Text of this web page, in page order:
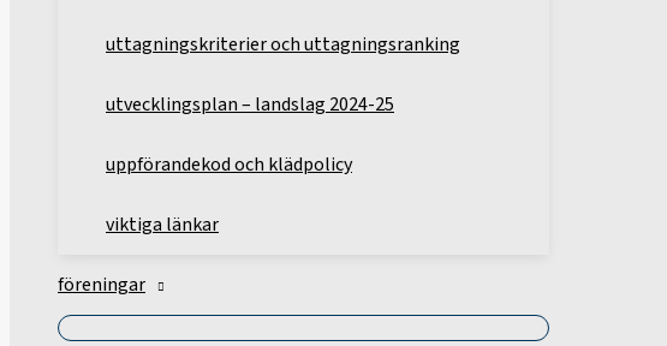
uttagningskriterier och uttagningsranking
utvecklingsplan – landslag 2024-25
uppförandekod och klädpolicy
viktiga länkar
föreningar